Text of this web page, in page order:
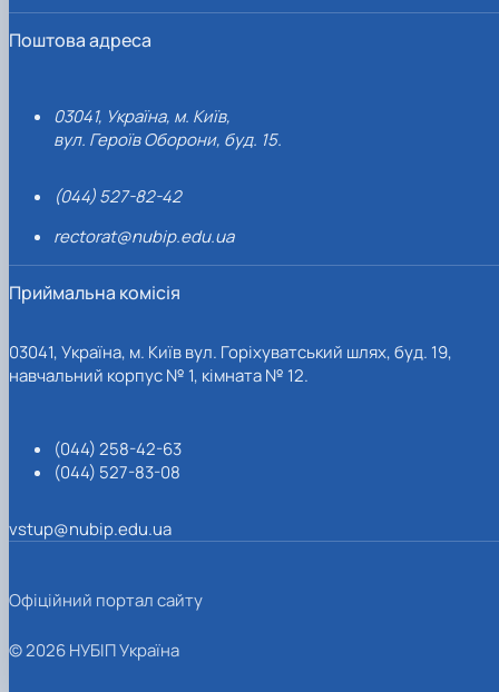
Поштова адреса
03041, Україна, м. Київ,
вул. Героїв Оборони, буд. 15.
(044) 527-82-42
rectorat@nubip.edu.ua
Приймальна комісія
03041, Україна, м. Київ вул. Горіхуватський шлях, буд. 19,
навчальний корпус № 1, кімната № 12.
(044) 258-42-63
(044) 527-83-08
vstup@nubip.edu.ua
Офіційний портал сайту
© 2026 НУБІП Україна